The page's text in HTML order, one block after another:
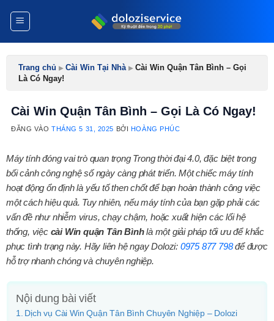
Trang chủ ▸ Cài Win Tại Nhà▸ Cài Win Quận Tân Bình – Gọi
Là Có Ngay!
Cài Win Quận Tân Bình – Gọi Là Có Ngay!
ĐĂNG VÀOTHÁNG 5 31, 2025 BỞI HOÀNG PHÚC
Máy tính đóng vai trò quan trọng Trong thời đại 4.0, đặc biệt trong
bối cảnh công nghệ số ngày càng phát triển. Một chiếc máy tính
hoạt động ổn định là yếu tố then chốt để bạn hoàn thành công việc
một cách hiệu quả. Tuy nhiên, nếu máy tính của bạn gặp phải các
vấn đề như nhiễm virus, chạy chậm, hoặc xuất hiện các lổi hệ
thống, việc cài Win quận Tân Bìnhlà một giải pháp tối ưu để khắc
phục tình trạng này. Hãy liên hệ ngay Dolozi: 0975 877 798để được
hỗ trợ nhanh chóng và chuyên nghiệp.
Nội dung bài viết
Dịch vụ Cài Win Quận Tân Bình Chuyên Nghiệp – Dolozi